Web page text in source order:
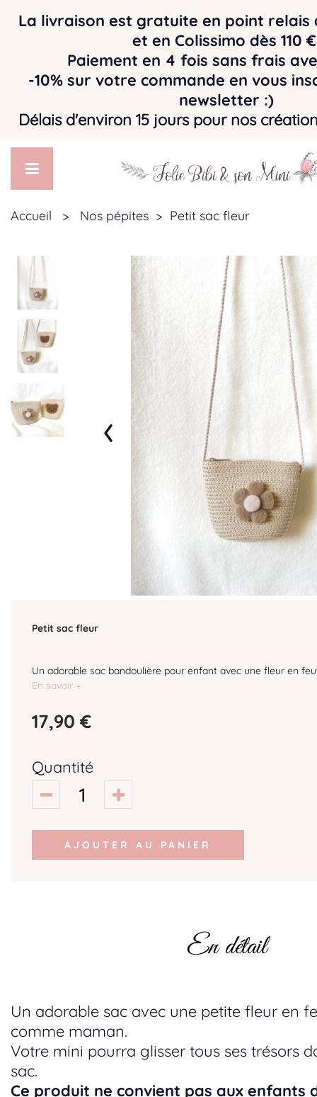
La livraison est gratuite en point relais
et en Colissimo dès 110
Paiement en 4 fois sans frais
-10% sur votre commande en vous
newsletter :)
Délais d'environ 15 jours pour nos
Accueil > Nos pépites > Petit sac fleur
‹
Petit sac fleur
Un adorable sac bandoulière pour enfant avec une fleur en
En savoir +
17,90 €
Quantité
AJOUTER AU PANIER
En détail
Un adorable sac avec une petite fleur en
comme maman.
Votre mini pourra glisser tous ses trésors
sac.
Ce produit ne convient pas aux enfants